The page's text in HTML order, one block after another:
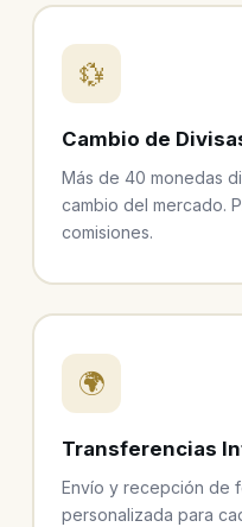
💱
Cambio de
Más de 40 monedas
cambio del mercado.
comisiones.
🌍
Transferencias
Envío y recepción de
personalizada para